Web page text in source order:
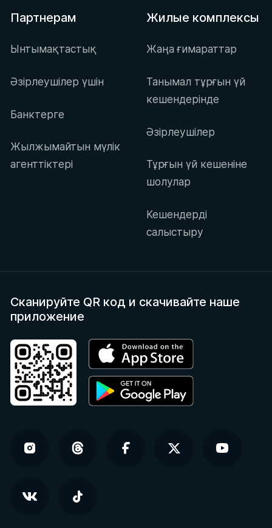
Партнерам
Ынтымақтастық
Әзірлеушілер үшін
Банктерге
Жылжымайтын мүлік
агенттіктері
Жилые комплексы
Жаңа ғимараттар
Танымал тұрғын үй
кешендерінде
Әзірлеушілер
Тұрғын үй кешеніне
шолулар
Кешендерді
салыстыру
Сканируйте QR код и скачивайте наше
приложение